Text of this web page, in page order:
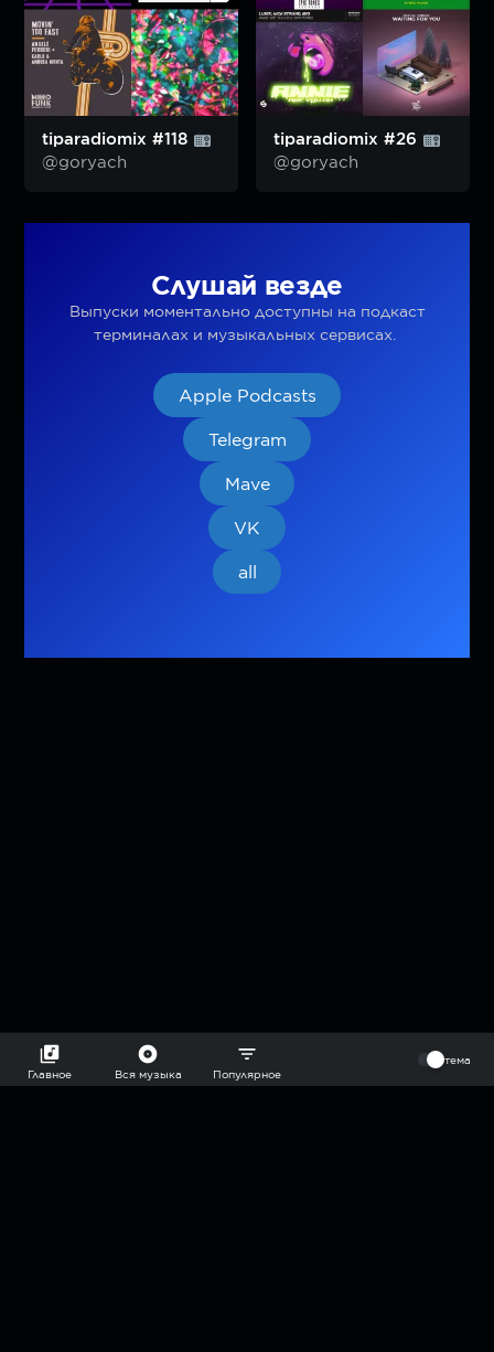
tiparadiomix #118
@goryach
tiparadiomix #26
@goryach
Слушай везде
Выпуски моментально доступны на подкаст
терминалах и музыкальных сервисах.
Apple Podcasts
Telegram
Mave
VK
all
Главное Вся музыка Популярное
тема